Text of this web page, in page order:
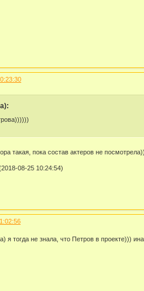
такая, пока состав актеров не
08-25 10:24:54)
я тогда не знала, что Петров в проекте)))